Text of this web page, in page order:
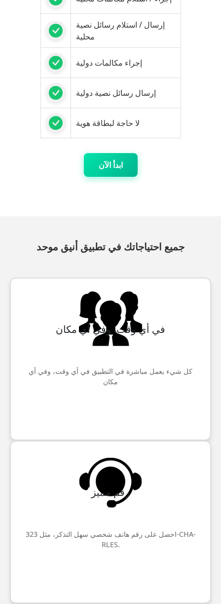
إرسال / استلام رسائل نصية
محلية
إجراء مكالمات دولية
إرسال رسائل نصية دولية
لا حاجة لبطاقة هوية
ابدأ الآن
جميع احتياجاتك في تطبيق أنيق موحد
في أي وقت، وفي أي مكان
كل شيء يعمل مباشرة في التطبيق في أي وقت، وفي أي
مكان
رقم مميز
احصل على رقم هاتف شخصي سهل التذكر، مثل 323-CHA-
RLES.